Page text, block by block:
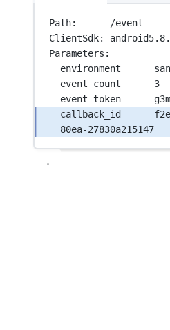
Path:      /event
ClientSdk:
Parameters:
environment
event_count      3
event_token
callback_id
80ea-27830a215147